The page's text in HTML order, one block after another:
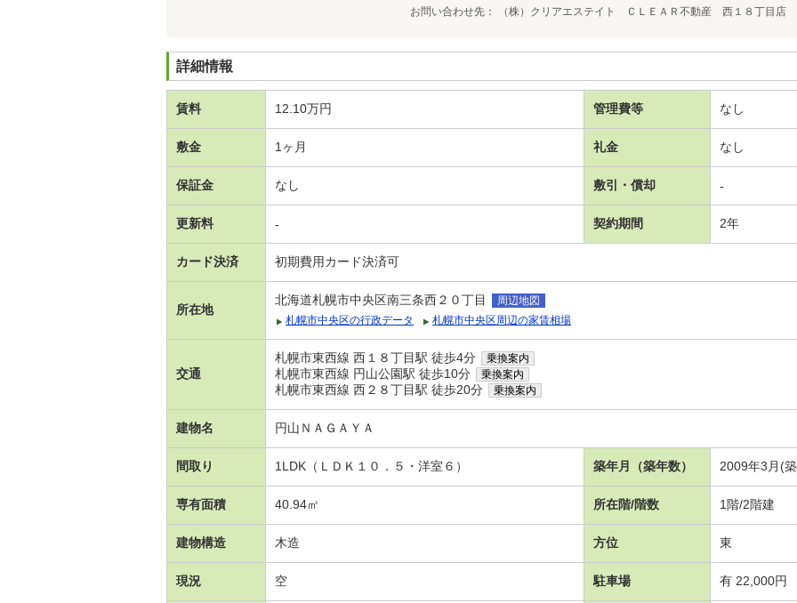
お問い合わせ先 （株）クリアエステイト ＣＬＥＡＲ不動産 西１８丁目店
詳細情報
賃料 12.10万円 管理費等 なし
敷金 1ヶ月 礼金 なし
保証金 なし 敷引・償却 -
更新料 - 契約期間 2年
カード決済 初期費用カード決済可
所在地
北海道札幌市中央区南三条西２０丁目
周辺地図
札幌市中央区の行政データ
札幌市中央区周辺の家賃相場
交通
札幌市東西線 西１８丁目駅 徒歩4分 乗換案内
札幌市東西線 円山公園駅 徒歩10分 乗換案内
札幌市東西線 西２８丁目駅 徒歩20分 乗換案内
建物名 円山ＮＡＧＡＹＡ
間取り 1LDK（ＬＤＫ１０．５・洋室６） 築年月（築年数） 2009年3月(
専有面積 40.94㎡ 所在階/階数 1階/2階建
建物構造 木造 方位 東
現況 空 駐車場 有 22,000円